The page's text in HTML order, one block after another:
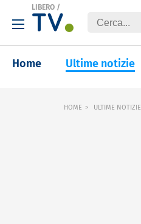
LIBERO /
Home Ultime notizie
HOME ULTIME NOTIZIE